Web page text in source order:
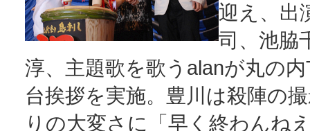
迎え、出
司、池脇
淳、主題歌を歌うalanが丸の
台挨拶を実施。豊川は殺陣の
りの大変さに「早く終わんね